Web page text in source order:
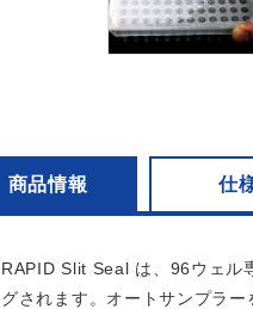
商品情報 仕
RAPID Slit Seal は、96ウェル
グされます。オートサンプラ